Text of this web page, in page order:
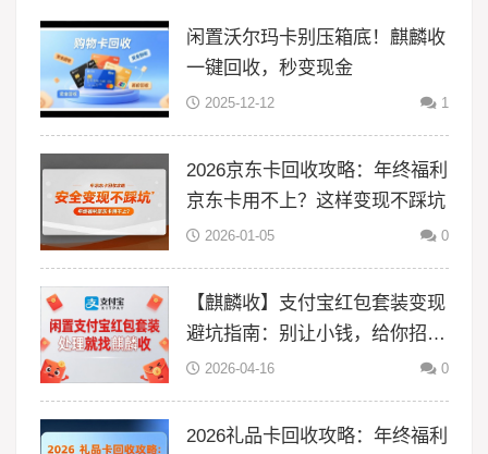
闲置沃尔玛卡别压箱底！麒麟收
一键回收，秒变现金
2025-12-12 1
2026京东卡回收攻略：年终福利
京东卡用不上？这样变现不踩坑
2026-01-05 0
【麒麟收】支付宝红包套装变现
避坑指南：别让小钱，给你招来
大风险
2026-04-16 0
2026礼品卡回收攻略：年终福利